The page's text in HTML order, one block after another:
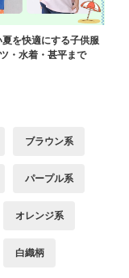
を快適にする子供服
・水着・甚平まで
ブラウン系
パープル系
オレンジ系
白織柄